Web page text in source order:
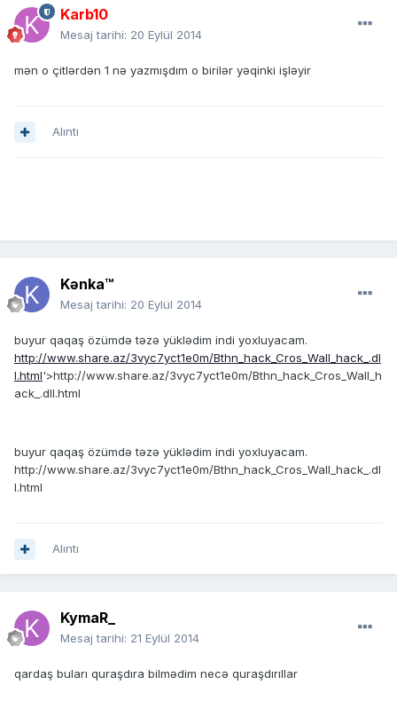
Karb10
Mesaj tarihi: 20 Eylül 2014
mən o çitlərdən 1 nə yazmışdım o birilər yəqinki işləyir
Alıntı
Kənka™
Mesaj tarihi: 20 Eylül 2014
buyur qaqaş özümdə təzə yüklədim indi yoxluyacam.
http://www.share.az/3vyc7yct1e0m/Bthn_hack_Cros_Wall_hack_.dl
l.html'>http://www.share.az/3vyc7yct1e0m/Bthn_hack_Cros_Wall_h
ack_.dll.html
buyur qaqaş özümdə təzə yüklədim indi yoxluyacam.
http://www.share.az/3vyc7yct1e0m/Bthn_hack_Cros_Wall_hack_.dl
l.html
Alıntı
KymaR_
Mesaj tarihi: 21 Eylül 2014
qardaş buları quraşdıra bilmədim necə quraşdırıllar